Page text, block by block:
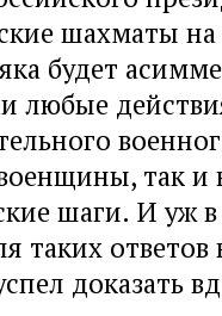
шахматы на
будет
любые
так и
шаги. И уж
таких ответов
доказать